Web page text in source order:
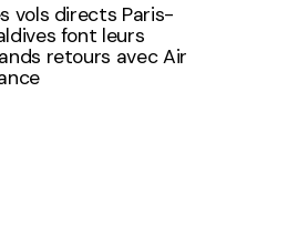
vols directs Paris-
font leurs
retours avec Air